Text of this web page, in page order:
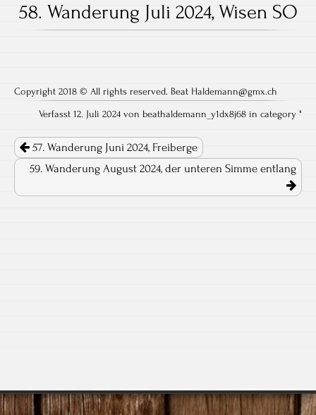
58. Wanderung Juli 2024, Wisen SO
Copyright 2018 © All rights reserved. Beat Haldemann@gmx.ch
Verfasst 12. Juli 2024 von beathaldemann_y1dx8j68 in category "
Post navigation
57. Wanderung Juni 2024, Freiberge
59. Wanderung August 2024, der unteren Simme entlang